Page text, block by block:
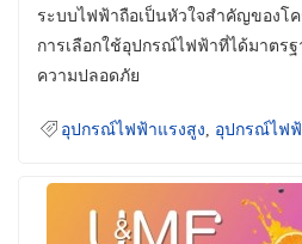
ระบบไฟฟ้าถือเป็นหัวใจสำคัญของโ
การเลือกใช้อุปกรณ์ไฟฟ้าที่ได้มาตร
ความปลอดภัย
อุปกรณ์ไฟฟ้าแรงสูง อุปกรณ์ไฟฟ้